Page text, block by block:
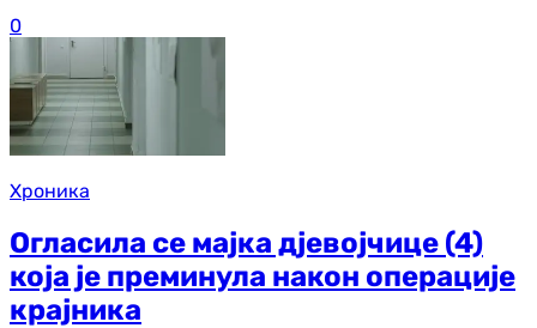
0
Хроника
Огласила се мајка дјевојчице (4)
која је преминула након операције
крајника